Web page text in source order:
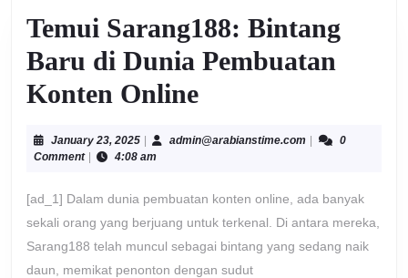
Temui Sarang188: Bintang
Baru di Dunia Pembuatan
Konten OnlineTemui
Baru
di
Dunia
January 23, 2025January
23,
admin@arabianstime.com
0
Comment
4:08 am
[ad_1] Dalam dunia pembuatan konten online, ada banyak
sekali orang yang berjuang untuk terkenal. Di antara mereka,
Sarang188 telah muncul sebagai bintang yang sedang naik
daun, memikat penonton dengan sudut